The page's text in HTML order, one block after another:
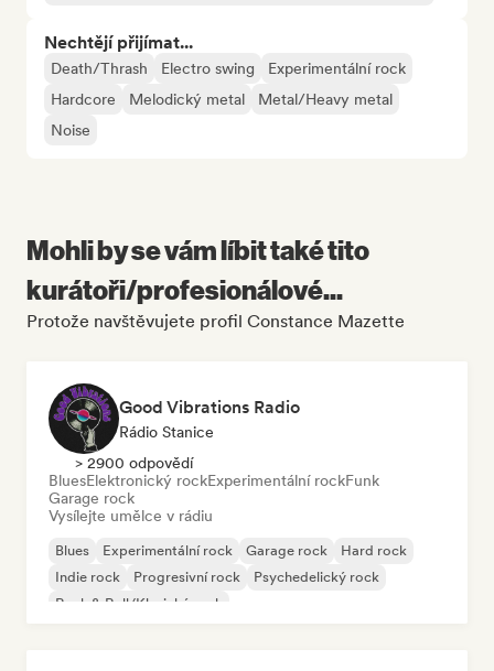
Nechtějí přijímat...
Death/Thrash Electro swing
Experimentální rock
Hardcore
Melodický metal
Metal/Heavy metal
Noise
Mohli by se vám líbit také tito
kurátoři/profesionálové...
Protože navštěvujete profil Constance Mazette
Good Vibrations Radio
Rádio Stanice
> 2900 odpovědí
BluesElektronický rockExperimentální rockFunk
Garage rock
Vysílejte umělce v rádiu
Blues Experimentální rock Garage rock
Hard rock
Indie rock
Progresivní rock
Psychedelický rock
Rock & Roll/Klasický rock